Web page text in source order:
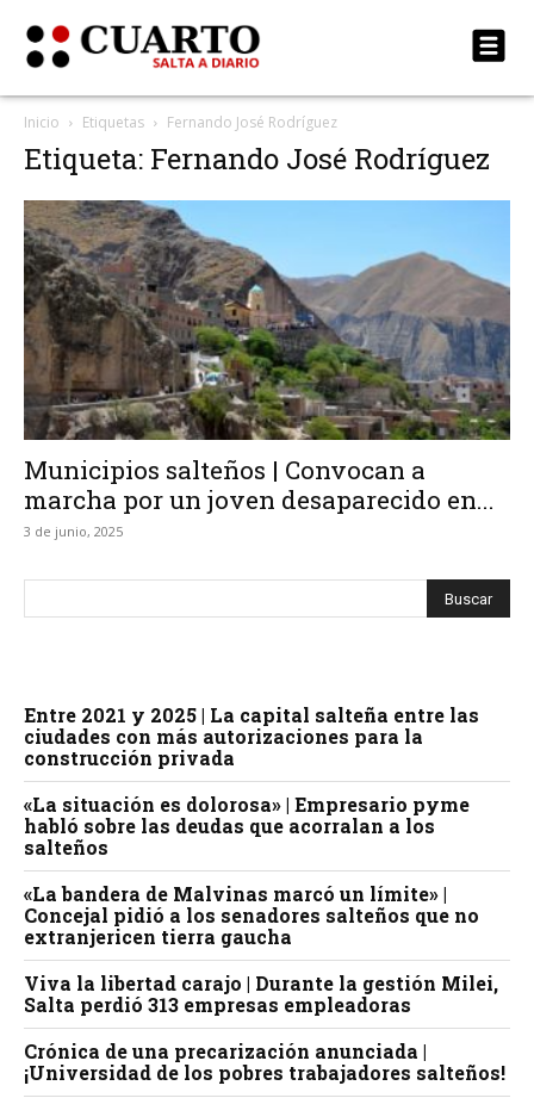
Inicio Etiquetas Fernando José Rodríguez
Etiqueta: Fernando José Rodríguez
Municipios salteños | Convocan a
marcha por un joven desaparecido en...
3 de junio, 2025
Entre 2021 y 2025 | La capital salteña entre las
ciudades con más autorizaciones para la
construcción privada
«La situación es dolorosa» | Empresario pyme
habló sobre las deudas que acorralan a los
salteños
«La bandera de Malvinas marcó un límite» |
Concejal pidió a los senadores salteños que no
extranjericen tierra gaucha
Viva la libertad carajo | Durante la gestión Milei,
Salta perdió 313 empresas empleadoras
Crónica de una precarización anunciada |
¡Universidad de los pobres trabajadores salteños!